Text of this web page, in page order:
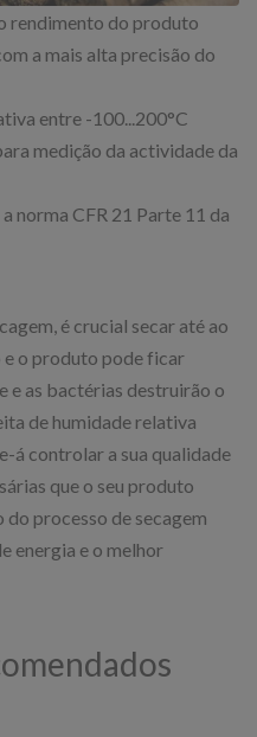
rendimento do produto
a mais alta precisão do
entre -100...200°C
medição da actividade da
norma CFR 21 Parte 11 da
é crucial secar até ao
e o produto pode ficar
e as bactérias destruirão o
de humidade relativa
á controlar a sua qualidade
que o seu produto
processo de secagem
energia e o melhor